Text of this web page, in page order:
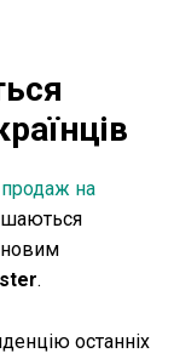
продаж на
новим
.
останніх